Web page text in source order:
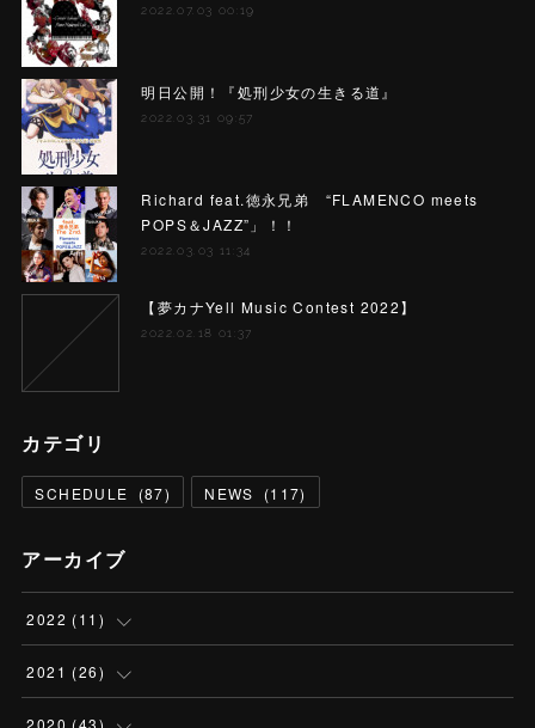
2022.07.03 00:19
明日公開！『処刑少女の生きる道』
2022.03.31 09:57
Richard feat.徳永兄弟 “FLAMENCO meets
POPS＆JAZZ”」！！
2022.03.03 11:34
【夢カナYell Music Contest 2022】
2022.02.18 01:37
カテゴリ
SCHEDULE (87) NEWS (117)
アーカイブ
2022 (11 )
(2)
(2)
2021 (26)
(2)